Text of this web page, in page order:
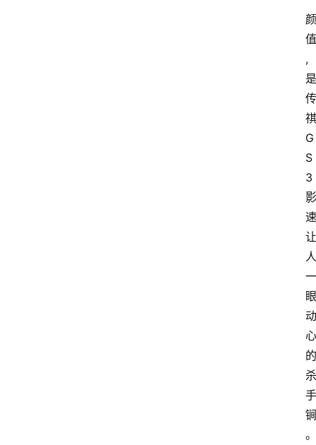
颜
值
,
是
传
祺
G
S
3
影
速
让
人
一
眼
动
心
的
杀
手
锏
。